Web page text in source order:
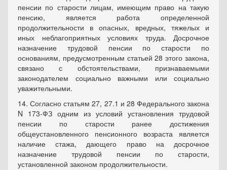
пенсии по старости лицам, имеющим право на такую
пенсию, является работа определенной
продолжительности в опасных, вредных, тяжелых и
иных неблагоприятных условиях труда. Досрочное
назначение трудовой пенсии по старости по
основаниям, предусмотренным статьей 28 этого закона,
связано с обстоятельствами, признаваемыми
законодателем социально важными или социально
уважительными.
14. Согласно статьям 27, 27.1 и 28 Федерального закона
N 173-ФЗ одним из условий установления трудовой
пенсии по старости ранее достижения
общеустановленного пенсионного возраста является
наличие стажа, дающего право на досрочное
назначение трудовой пенсии по старости,
установленной законом продолжительности.